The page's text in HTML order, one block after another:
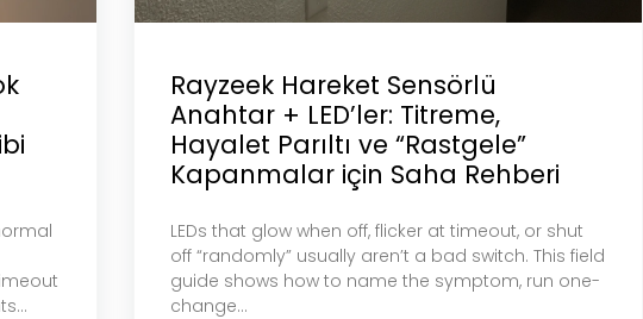
Rayzeek Hareket Sensörlü
Anahtar + LED’ler: Titreme,
Hayalet Parıltı ve “Rastgele”
Kapanmalar için Saha Rehberi
LEDs that glow when off, flicker at timeout, or shut
off “randomly” usually aren’t a bad switch. This field
guide shows how to name the symptom, run one-
change…